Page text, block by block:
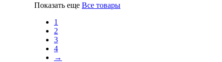
Показать еще Все товары
1
2
3
4
→